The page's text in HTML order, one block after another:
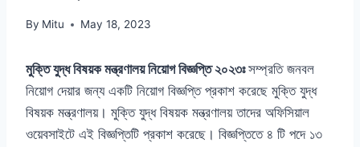
By Mitu May 18, 2023
মুক্তি যুদ্ধ বিষয়ক মন্ত্রণালয় নিয়োগ বিজ্ঞপ্তি ২০২৩ঃসম্প্রতি জনবল
নিয়োগ দেয়ার জন্য একটি নিয়োগ বিজ্ঞপ্তি প্রকাশ করেছে মুক্তি যুদ্ধ
বিষয়ক মন্ত্রণালয়। মুক্তি যুদ্ধ বিষয়ক মন্ত্রণালয় তাদের অফিসিয়াল
ওয়েবসাইটে এই বিজ্ঞপ্তিটি প্রকাশ করেছে। বিজ্ঞপ্তিতে ৪ টি পদে ১৩